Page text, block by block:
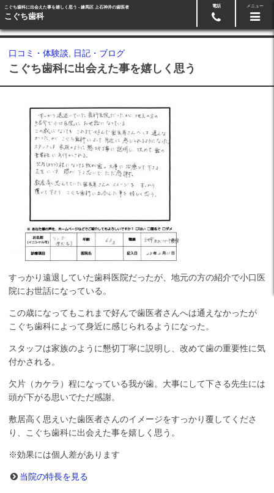
こぐち歯科に出会えた事を嬉しく思う - 練馬区 上石神井の歯医者
こぐち歯科
電話 メニュー
口コミ・体験談 日記・ブログ
こぐち歯科に出会えた事を嬉しく思う
すっかり遠退していた歯科医院だったが、地元の方の紹介で小口医
院にお世話になっている。
この歳になってもこれまで好んで歯医者さんへは通えなかったが
こぐち歯科によって身近に感じられるようになった。
スタッフは家族のように懇切丁寧に説明し、改めて歯の重要性に気
付かされる。
欠片（カケラ）程になっている我が歯。大事にして下さる先生には
頭が下がる思いでただ感謝。
敷居高く思えいた歯医者さんのイメージをすっかり覆してくださ
り、こぐち歯科に出会えた事を嬉しく思う。
※効果には個人差があります
当院の特長を見る
Googleマップ 03-5991-3918